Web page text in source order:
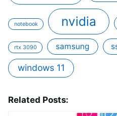
notebook nvidia
rtx 3090 samsung
windows 11
Related Posts: